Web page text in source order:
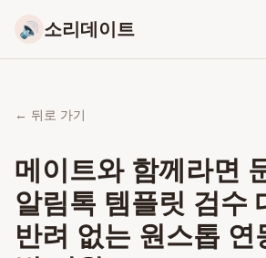
🔊 소리데이트
← 뒤로 가기
메이트와 함께라면
알림톡 템플릿 검수
반려 없는 원스톱 연